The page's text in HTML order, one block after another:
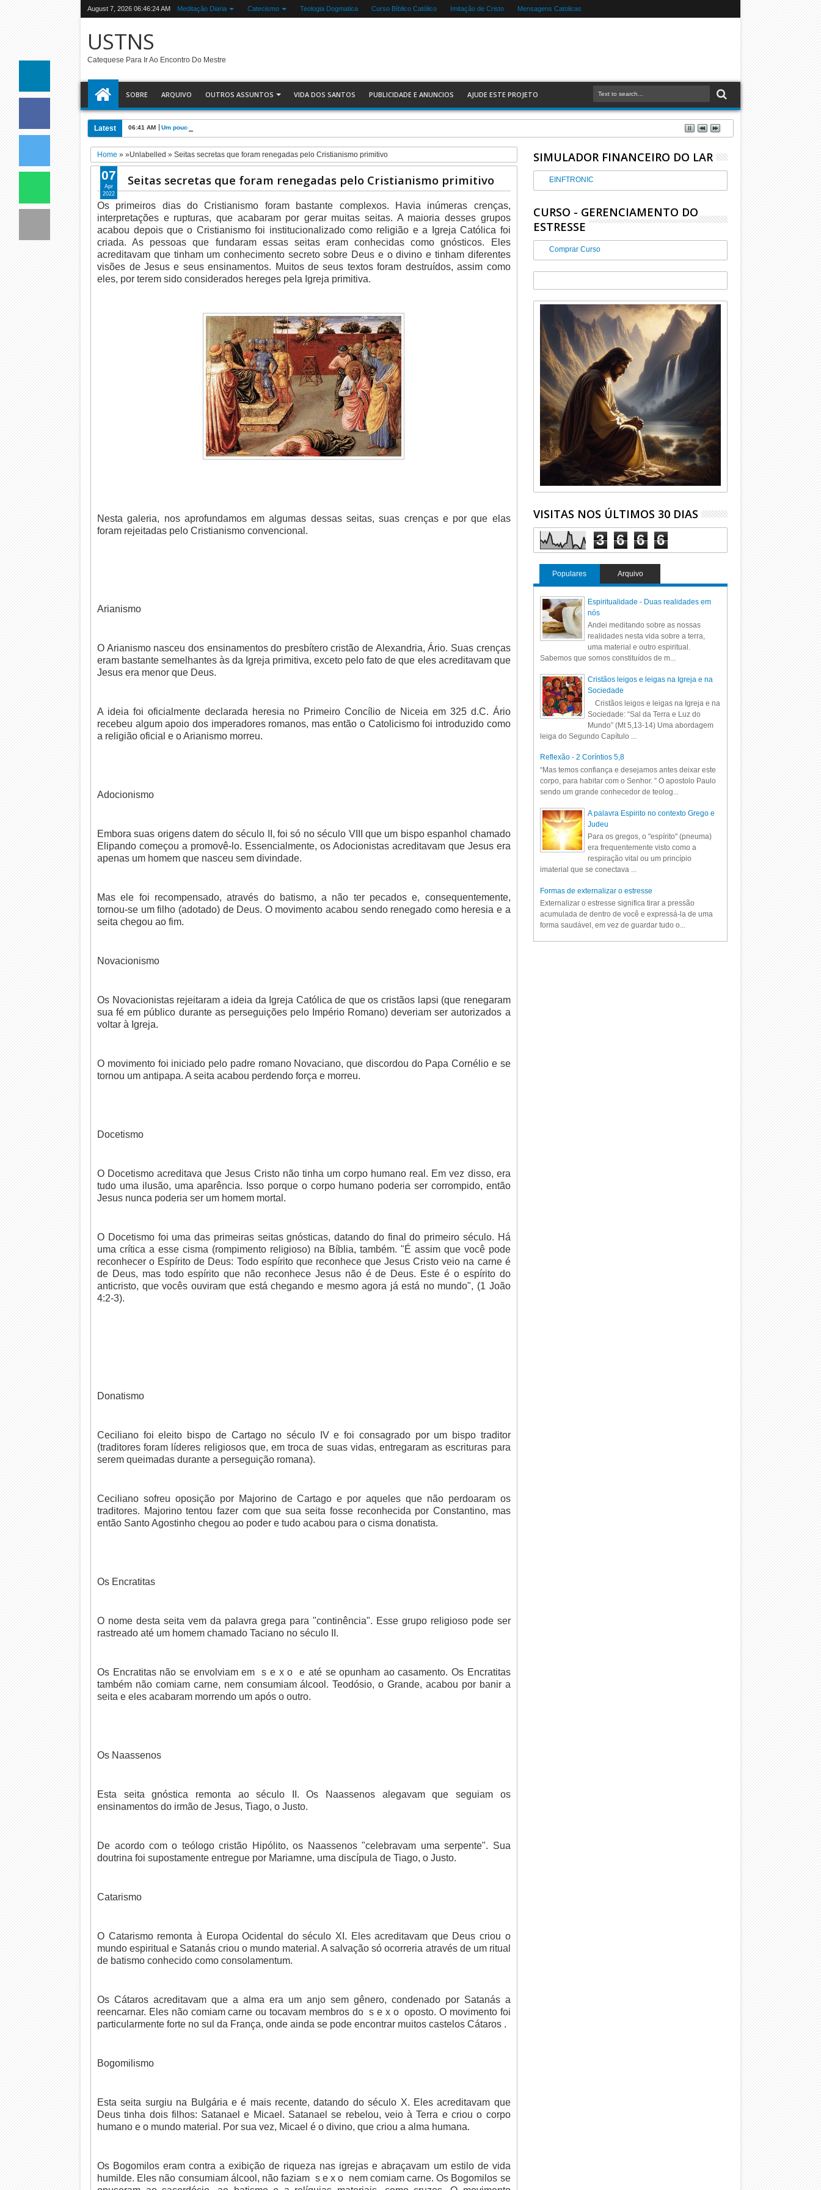
August 7, 2026 06:46:25 AM Meditação Diaria Catecismo Teologia Dogmatica Curso Bíblico Católico Imitação de Cristo Mensagens Catolicas
USTNS
Catequese Para Ir Ao Encontro Do Mestre
SOBRE ARQUIVO OUTROS ASSUNTOS VIDA DOS SANTOS PUBLICIDADE E ANUNCIOS AJUDE ESTE PROJETO
Latest 06:41 AM Um pouco sobre : A Doutrina Social da Igreja
Home » »Unlabelled »Seitas secretas que foram renegadas pelo Cristianismo primitivo
Seitas secretas que foram renegadas pelo Cristianismo primitivo
Os primeiros dias do Cristianismo foram bastante complexos. Havia inúmeras crenças,
interpretações e rupturas, que acabaram por gerar muitas seitas. A maioria desses grupos
acabou depois que o Cristianismo foi institucionalizado como religião e a Igreja Católica foi
criada. As pessoas que fundaram essas seitas eram conhecidas como gnósticos. Eles
acreditavam que tinham um conhecimento secreto sobre Deus e o divino e tinham diferentes
visões de Jesus e seus ensinamentos. Muitos de seus textos foram destruídos, assim como
eles, por terem sido considerados hereges pela Igreja primitiva.
Nesta galeria, nos aprofundamos em algumas dessas seitas, suas crenças e por que elas
foram rejeitadas pelo Cristianismo convencional.
Arianismo
O Arianismo nasceu dos ensinamentos do presbítero cristão de Alexandria, Ário. Suas crenças
eram bastante semelhantes às da Igreja primitiva, exceto pelo fato de que eles acreditavam que
Jesus era menor que Deus.
A ideia foi oficialmente declarada heresia no Primeiro Concílio de Niceia em 325 d.C. Ário
recebeu algum apoio dos imperadores romanos, mas então o Catolicismo foi introduzido como
a religião oficial e o Arianismo morreu.
Adocionismo
Embora suas origens datem do século II, foi só no século VIII que um bispo espanhol chamado
Elipando começou a promovê-lo. Essencialmente, os Adocionistas acreditavam que Jesus era
apenas um homem que nasceu sem divindade.
Mas ele foi recompensado, através do batismo, a não ter pecados e, consequentemente,
tornou-se um filho (adotado) de Deus. O movimento acabou sendo renegado como heresia e a
seita chegou ao fim.
Novacionismo
Os Novacionistas rejeitaram a ideia da Igreja Católica de que os cristãos lapsi (que renegaram
sua fé em público durante as perseguições pelo Império Romano) deveriam ser autorizados a
voltar à Igreja.
O movimento foi iniciado pelo padre romano Novaciano, que discordou do Papa Cornélio e se
tornou um antipapa. A seita acabou perdendo força e morreu.
Docetismo
O Docetismo acreditava que Jesus Cristo não tinha um corpo humano real. Em vez disso, era
tudo uma ilusão, uma aparência. Isso porque o corpo humano poderia ser corrompido, então
Jesus nunca poderia ser um homem mortal.
O Docetismo foi uma das primeiras seitas gnósticas, datando do final do primeiro século. Há
uma crítica a esse cisma (rompimento religioso) na Bíblia, também. "É assim que você pode
reconhecer o Espírito de Deus: Todo espírito que reconhece que Jesus Cristo veio na carne é
de Deus, mas todo espírito que não reconhece Jesus não é de Deus. Este é o espírito do
anticristo, que vocês ouviram que está chegando e mesmo agora já está no mundo", (1 João
4:2-3).
Donatismo
Ceciliano foi eleito bispo de Cartago no século IV e foi consagrado por um bispo traditor
(traditores foram líderes religiosos que, em troca de suas vidas, entregaram as escrituras para
serem queimadas durante a perseguição romana).
Ceciliano sofreu oposição por Majorino de Cartago e por aqueles que não perdoaram os
traditores. Majorino tentou fazer com que sua seita fosse reconhecida por Constantino, mas
então Santo Agostinho chegou ao poder e tudo acabou para o cisma donatista.
Os Encratitas
O nome desta seita vem da palavra grega para "continência". Esse grupo religioso pode ser
rastreado até um homem chamado Taciano no século II.
Os Encratitas não se envolviam em s e x o e até se opunham ao casamento. Os Encratitas
também não comiam carne, nem consumiam álcool. Teodósio, o Grande, acabou por banir a
seita e eles acabaram morrendo um após o outro.
Os Naassenos
Esta seita gnóstica remonta ao século II. Os Naassenos alegavam que seguiam os
ensinamentos do irmão de Jesus, Tiago, o Justo.
De acordo com o teólogo cristão Hipólito, os Naassenos "celebravam uma serpente". Sua
doutrina foi supostamente entregue por Mariamne, uma discípula de Tiago, o Justo.
Catarismo
O Catarismo remonta à Europa Ocidental do século XI. Eles acreditavam que Deus criou o
mundo espiritual e Satanás criou o mundo material. A salvação só ocorreria através de um ritual
de batismo conhecido como consolamentum.
Os Cátaros acreditavam que a alma era um anjo sem gênero, condenado por Satanás a
reencarnar. Eles não comiam carne ou tocavam membros do s e x o oposto. O movimento foi
particularmente forte no sul da França, onde ainda se pode encontrar muitos castelos Cátaros .
Bogomilismo
Esta seita surgiu na Bulgária e é mais recente, datando do século X. Eles acreditavam que
Deus tinha dois filhos: Satanael e Micael. Satanael se rebelou, veio à Terra e criou o corpo
humano e o mundo material. Por sua vez, Micael é o divino, que criou a alma humana.
Os Bogomilos eram contra a exibição de riqueza nas igrejas e abraçavam um estilo de vida
humilde. Eles não consumiam álcool, não faziam s e x o nem comiam carne. Os Bogomilos se
07
Apr
2022
SIMULADOR FINANCEIRO DO LAR
EINFTRONIC
CURSO - GERENCIAMENTO DO
ESTRESSE
Comprar Curso
VISITAS NOS ÚLTIMOS 30 DIAS
3 6 6 6
Populares Arquivo
Espiritualidade - Duas realidades em
nós
Andei meditando sobre as nossas
realidades nesta vida sobre a terra,
uma material e outro espiritual.
Sabemos que somos constituídos de m...
Cristãos leigos e leigas na Igreja e na
Sociedade
Cristãos leigos e leigas na Igreja e na
Sociedade: “Sal da Terra e Luz do
Mundo” (Mt 5,13-14) Uma abordagem
leiga do Segundo Capítulo ...
Reflexão - 2 Coríntios 5,8
“Mas temos confiança e desejamos antes deixar este
corpo, para habitar com o Senhor. ” O apostolo Paulo
sendo um grande conhecedor de teolog...
A palavra Espirito no contexto Grego e
Judeu
Para os gregos, o "espírito" (pneuma)
era frequentemente visto como a
respiração vital ou um princípio
imaterial que se conectava ...
Formas de externalizar o estresse
Externalizar o estresse significa tirar a pressão
acumulada de dentro de você e expressá-la de uma
forma saudável, em vez de guardar tudo o...